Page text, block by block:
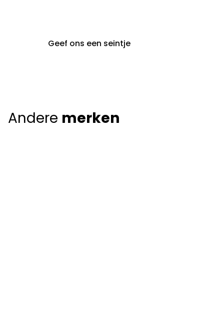
Geef ons een seintje
Andere merken